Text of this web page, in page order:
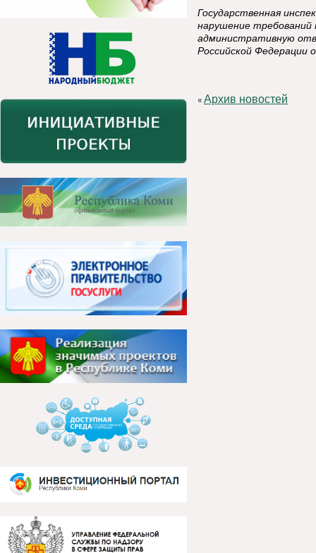
Государственная
нарушение требований
административную
Российской Федерации
«Архив новостей